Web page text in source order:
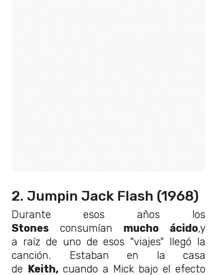
2. Jumpin Jack Flash (1968)
Durante esos años los
Stones consumían mucho ácido,y
a raíz de uno de esos "viajes" llegó la
canción. Estaban en la casa
de Keith, cuando a Mick bajo el efecto